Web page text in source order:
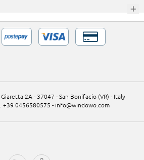
Giaretta 2A - 37047 - San Bonifacio (VR) - Italy
+39 0456580575 - info@windowo.com